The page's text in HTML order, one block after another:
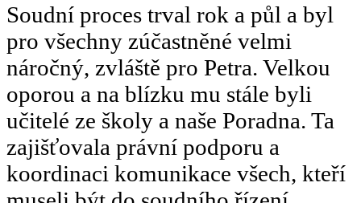
Soudní proces trval rok a půl a byl
pro všechny zúčastněné velmi
náročný, zvláště pro Petra. Velkou
oporou a na blízku mu stále byli
učitelé ze školy a naše Poradna. Ta
zajišťovala právní podporu a
koordinaci komunikace všech, kteří